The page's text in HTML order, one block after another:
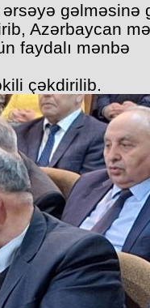
ərsəyə gəlməsinə
Azərbaycan
faydalı mənbə
çəkdirilib.